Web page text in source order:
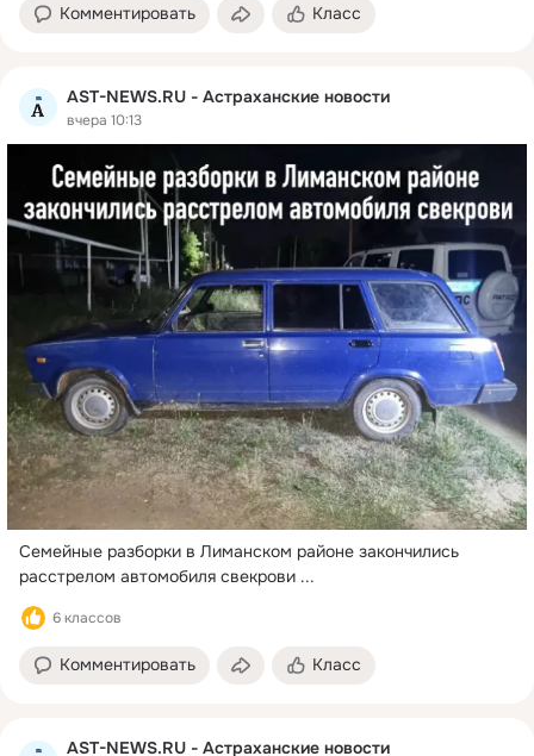
Комментировать Класс
AST-NEWS.RU - Астраханские новости
вчера 10:13
Семейные разборки в Лиманском районе закончились
расстрелом автомобиля свекрови ...
6 классов
Комментировать Класс
AST-NEWS.RU - Астраханские новости